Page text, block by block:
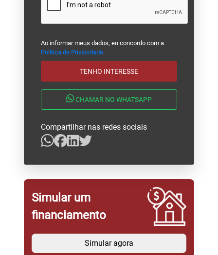
Ao informar meus dados, eu concordo com a
Política de Privacidade.
TENHO INTERESSE
CHAMAR NO WHATSAPP
Compartilhar nas redes sociais
Simular um
financiamento
Simular agora